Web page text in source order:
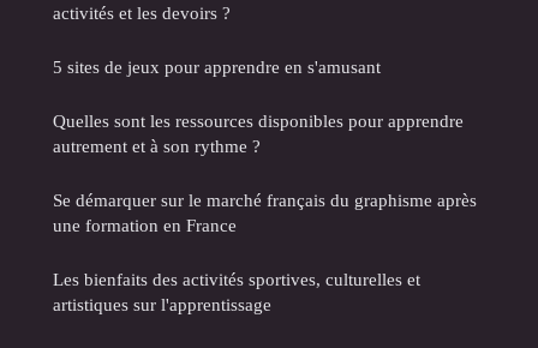
activités et les devoirs ?
5 sites de jeux pour apprendre en s'amusant
Quelles sont les ressources disponibles pour apprendre
autrement et à son rythme ?
Se démarquer sur le marché français du graphisme après
une formation en France
Les bienfaits des activités sportives, culturelles et
artistiques sur l'apprentissage